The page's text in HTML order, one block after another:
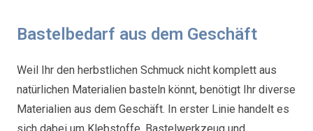
Bastelbedarf aus dem Geschäft
Weil Ihr den herbstlichen Schmuck nicht komplett aus
natürlichen Materialien basteln könnt, benötigt Ihr diverse
Materialien aus dem Geschäft. In erster Linie handelt es